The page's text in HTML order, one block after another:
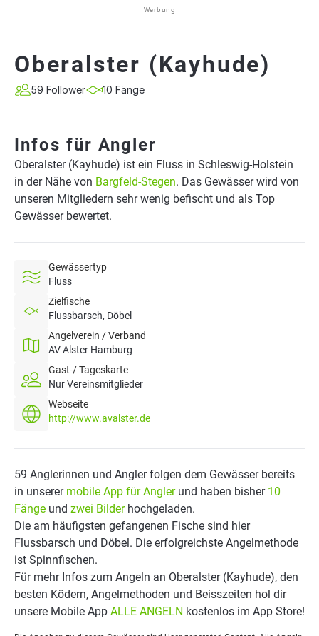
Werbung
Oberalster (Kayhude)
59 Follower 10 Fänge
Infos für Angler
Oberalster (Kayhude) ist ein Fluss in Schleswig-Holstein
in der Nähe von Bargfeld-Stegen. Das Gewässer wird von
unseren Mitgliedern sehr wenig befischt und als Top
Gewässer bewertet.
Gewässertyp
Fluss
Zielfische
Flussbarsch, Döbel
Angelverein / Verband
AV Alster Hamburg
Gast-/ Tageskarte
Nur Vereinsmitglieder
Webseite
http://www.avalster.de
59 Anglerinnen und Angler folgen dem Gewässer bereits
in unserer mobile App für Anglerund haben bisher 10
Fänge und zwei Bilderhochgeladen.
Die am häufigsten gefangenen Fische sind hier
Flussbarsch und Döbel. Die erfolgreichste Angelmethode
ist Spinnfischen.
Für mehr Infos zum Angeln an Oberalster (Kayhude), den
besten Ködern, Angelmethoden und Beisszeiten hol dir
unsere Mobile App ALLE ANGELN kostenlos im App Store!